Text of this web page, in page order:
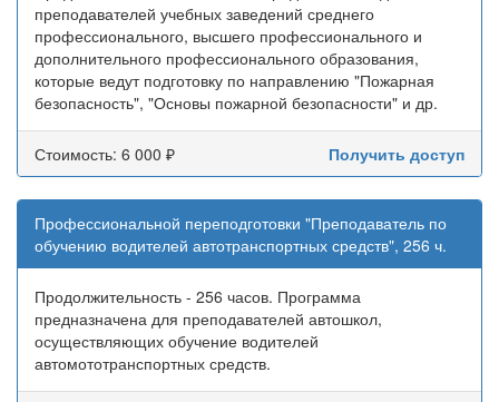
преподавателей учебных заведений среднего
профессионального, высшего профессионального и
дополнительного профессионального образования,
которые ведут подготовку по направлению "Пожарная
безопасность", "Основы пожарной безопасности" и др.
Стоимость: 6 000 ₽ Получить доступ
Профессиональной переподготовки "Преподаватель по
обучению водителей автотранспортных средств", 256 ч.
Продолжительность - 256 часов. Программа
предназначена для преподавателей автошкол,
осуществляющих обучение водителей
автомототранспортных средств.